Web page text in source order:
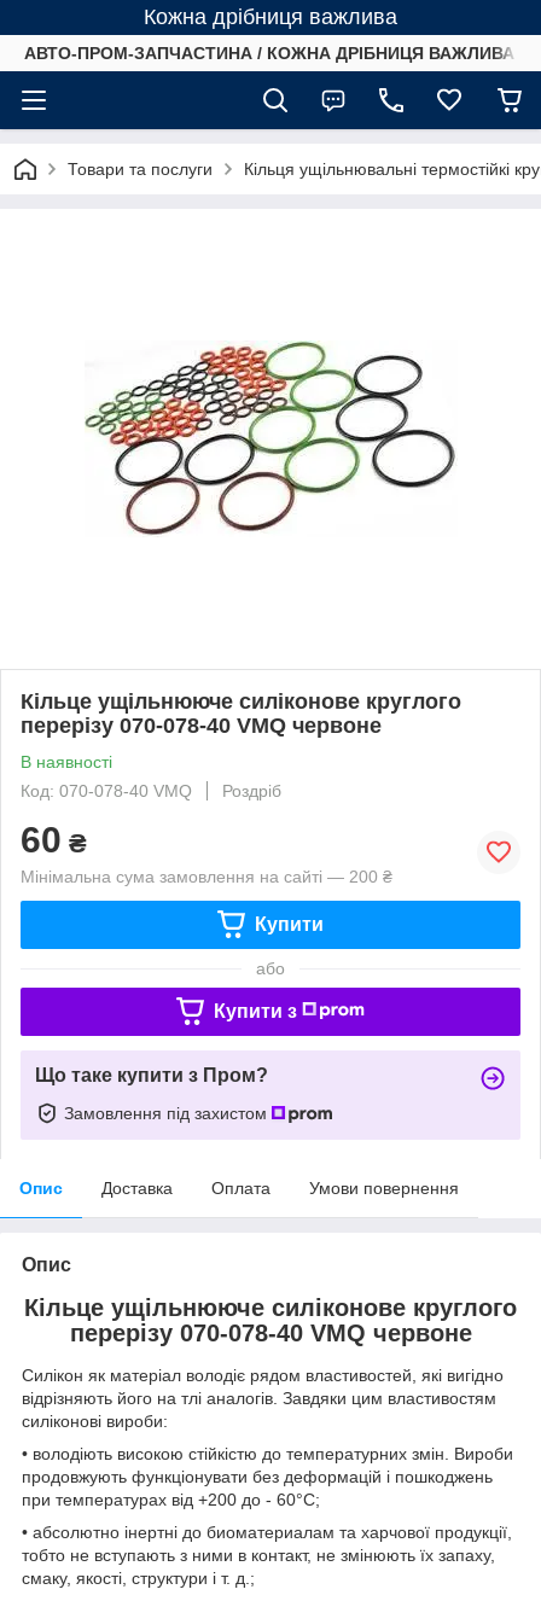
Кожна дрібниця важлива
АВТО-ПРОМ-ЗАПЧАСТИНА / КОЖНА ДРІБНИЦЯ ВАЖЛИВА /
Товари та послуги Кільця ущільнювальні термостійкі
Кільце ущільнююче силіконове круглого
перерізу 070-078-40 VMQ червоне
В наявності
Код: 070-078-40 VMQ
Роздріб
60 ₴
Мінімальна сума замовлення на сайті — 200 ₴
Купити
або
Купити з
Що таке купити з Пром?
Замовлення під захистом
Опис Доставка Оплата Умови повернення
Опис
Кільце ущільнююче силіконове круглого
перерізу 070-078-40 VMQ червоне
Силікон як матеріал володіє рядом властивостей, які вигідно
відрізняють його на тлі аналогів. Завдяки цим властивостям
силіконові вироби:
• володіють високою стійкістю до температурних змін. Вироби
продовжують функціонувати без деформацій і пошкоджень
при температурах від +200 до - 60°С;
• абсолютно інертні до биоматериалам та харчової продукції,
тобто не вступають з ними в контакт, не змінюють їх запаху,
смаку, якості, структури і т. д.;